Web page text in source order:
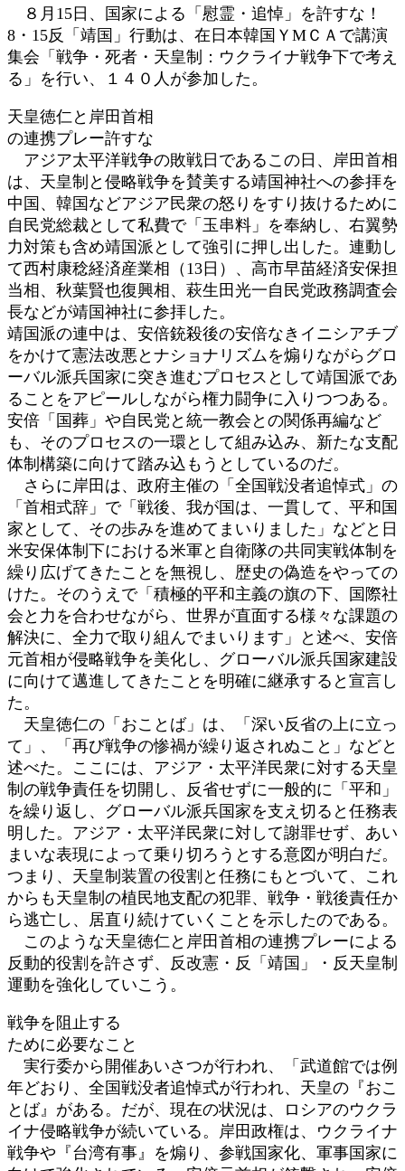
時
:
８月15日、国家による「慰霊・追悼」を許すな！
8・15反「靖国」行動は、在日本韓国ＹМＣＡで講演
集会「戦争・死者・天皇制：ウクライナ戦争下で考え
る」を行い、１４０人が参加した。
天皇徳仁と岸田首相
の連携プレー許すな
アジア太平洋戦争の敗戦日であるこの日、岸田首相
は、天皇制と侵略戦争を賛美する靖国神社への参拝を
中国、韓国などアジア民衆の怒りをすり抜けるために
自民党総裁として私費で「玉串料」を奉納し、右翼勢
力対策も含め靖国派として強引に押し出した。連動し
て西村康稔経済産業相（13日）、高市早苗経済安保担
当相、秋葉賢也復興相、萩生田光一自民党政務調査会
長などが靖国神社に参拝した。
靖国派の連中は、安倍銃殺後の安倍なきイニシアチブ
をかけて憲法改悪とナショナリズムを煽りながらグロ
ーバル派兵国家に突き進むプロセスとして靖国派であ
ることをアピールしながら権力闘争に入りつつある。
安倍「国葬」や自民党と統一教会との関係再編など
も、そのプロセスの一環として組み込み、新たな支配
体制構築に向けて踏み込もうとしているのだ。
さらに岸田は、政府主催の「全国戦没者追悼式」の
「首相式辞」で「戦後、我が国は、一貫して、平和国
家として、その歩みを進めてまいりました」などと日
米安保体制下における米軍と自衛隊の共同実戦体制を
繰り広げてきたことを無視し、歴史の偽造をやっての
けた。そのうえで「積極的平和主義の旗の下、国際社
会と力を合わせながら、世界が直面する様々な課題の
解決に、全力で取り組んでまいります」と述べ、安倍
元首相が侵略戦争を美化し、グローバル派兵国家建設
に向けて邁進してきたことを明確に継承すると宣言し
た。
天皇徳仁の「おことば」は、「深い反省の上に立っ
て」、「再び戦争の惨禍が繰り返されぬこと」などと
述べた。ここには、アジア・太平洋民衆に対する天皇
制の戦争責任を切開し、反省せずに一般的に「平和」
を繰り返し、グローバル派兵国家を支え切ると任務表
明した。アジア・太平洋民衆に対して謝罪せず、あい
まいな表現によって乗り切ろうとする意図が明白だ。
つまり、天皇制装置の役割と任務にもとづいて、これ
からも天皇制の植民地支配の犯罪、戦争・戦後責任か
ら逃亡し、居直り続けていくことを示したのである。
このような天皇徳仁と岸田首相の連携プレーによる
反動的役割を許さず、反改憲・反「靖国」・反天皇制
運動を強化していこう。
戦争を阻止する
ために必要なこと
実行委から開催あいさつが行われ、「武道館では例
年どおり、全国戦没者追悼式が行われ、天皇の『おこ
とば』がある。だが、現在の状況は、ロシアのウクラ
イナ侵略戦争が続いている。岸田政権は、ウクライナ
戦争や『台湾有事』を煽り、参戦国家化、軍事国家に